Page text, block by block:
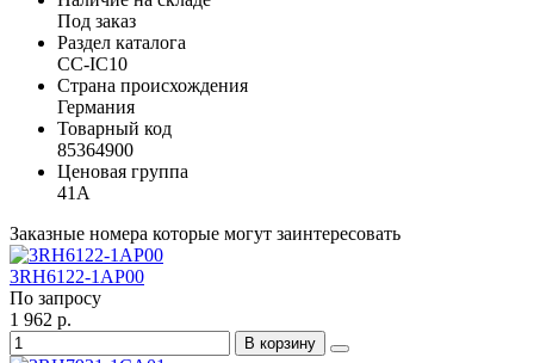
Под заказ
Раздел каталога
CC-IC10
Страна происхождения
Германия
Товарный код
85364900
Ценовая группа
41A
Заказные номера которые могут заинтересовать
3RH6122-1AP00
По запросу
1 962 р.
В корзину